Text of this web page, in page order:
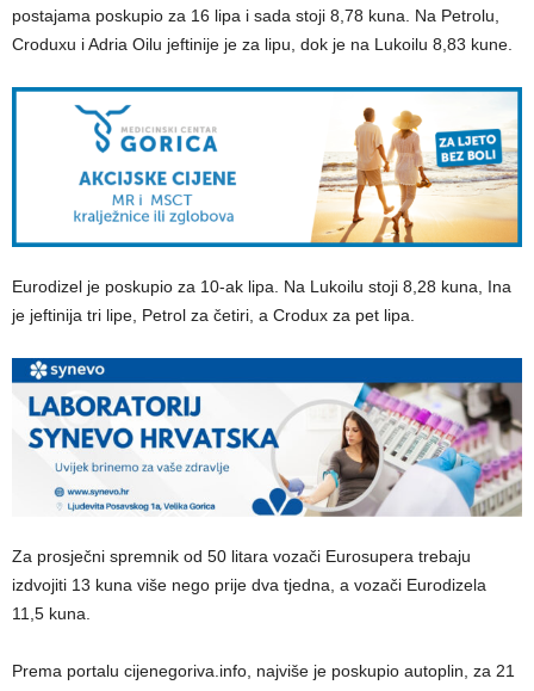
postajama poskupio za 16 lipa i sada stoji 8,78 kuna. Na Petrolu,
Croduxu i Adria Oilu jeftinije je za lipu, dok je na Lukoilu 8,83 kune.
Eurodizel je poskupio za 10-ak lipa. Na Lukoilu stoji 8,28 kuna, Ina
je jeftinija tri lipe, Petrol za četiri, a Crodux za pet lipa.
Za prosječni spremnik od 50 litara vozači Eurosupera trebaju
izdvojiti 13 kuna više nego prije dva tjedna, a vozači Eurodizela
11,5 kuna.
Prema portalu cijenegoriva.info, najviše je poskupio autoplin, za 21